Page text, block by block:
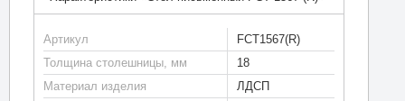
Артикул
FCT1567(R)
Толщина столешницы, мм
18
Материал изделия
ЛДСП